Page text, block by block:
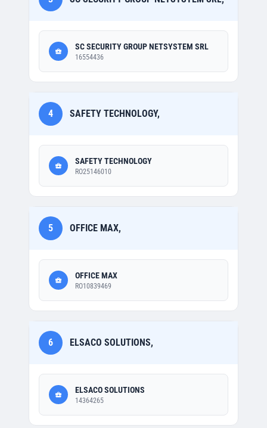
SC SECURITY GROUP NETSYSTEM SRL
16554436
4 SAFETY TECHNOLOGY,
SAFETY TECHNOLOGY
RO25146010
5 OFFICE MAX,
OFFICE MAX
RO10839469
6 ELSACO SOLUTIONS,
ELSACO SOLUTIONS
14364265